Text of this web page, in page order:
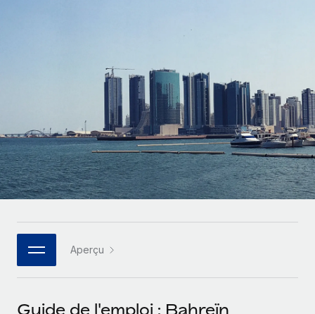
Sous-traitez les opérations complexes liées à l’emploi
INFRASTRUCTURE
Intégration Remote
Intégrez vos RH aux flux de travail en toute simplicité
Plateforme
Des fonctions RH clés intégrées pour votre équipe
Connectez n'importe quel outil d’IA à Remote grâce à
notre MCP
Rationalisez vos processus avec des outils essentiels
Examinez notre service par rapport aux autres
Des solutions agiles et internationales pour les RH et la
paie des entreprises en pleine croissance
Entreprises intermédiaires
Développez vos équipes avec des solutions RH sur
mesure
Entreprise
Les RH à l’international pour les grandes entreprises
Partenaires stratégiques de la tech
paiement pour vos freelances internationaux
APPRENDRE AVEC REMOTE
Recherche et guides
Études de cas
Checklists et modèles
Descriptions de postes
Español
Italiano
Português (Portugal)
日本語
한국어
Aperçu
Guide de l'emploi : Bahreïn